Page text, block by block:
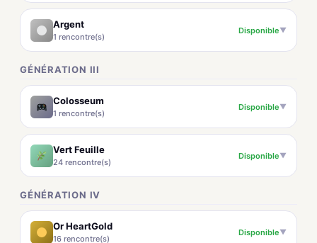
Argent
1 rencontre(s)
Disponible▼
GÉNÉRATION III
Colosseum
1 rencontre(s)
Disponible▼
Vert Feuille
24 rencontre(s)
Disponible▼
GÉNÉRATION IV
Or HeartGold
16 rencontre(s)
Disponible▼